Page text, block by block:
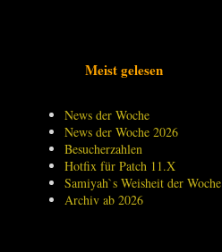
Meist gelesen
News der Woche
News der Woche 2026
Besucherzahlen
Hotfix für Patch 11.X
Samiyah`s Weisheit der Woche
Archiv ab 2026